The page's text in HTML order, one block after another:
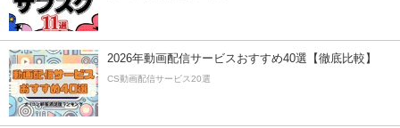
2026年動画配信サービスおすすめ40選【徹底比較】
CS動画配信サービス20選